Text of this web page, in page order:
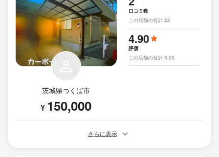
茨城県つくば市
¥ 150,000
口コミ数
この店舗の合計 22
4.90
評価
この店舗の合計 5.00
さらに表示